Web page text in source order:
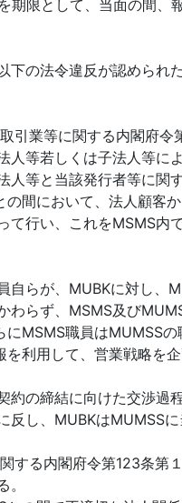
限として、当面の間、報
の法令違反が認められ
業等に関する内閣府
等若しくは子法人等
等と当該発行者等に関
間において、法人顧
行い、これをMSMS
らが、MUBKに対し
らず、MSMS及び
MSMS職員はMUMSS
利用して、営業戦略を
約の締結に向けた交渉
し、MUBKはMUMSS
する内閣府令第123条